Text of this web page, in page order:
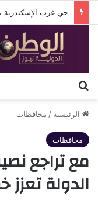
الرئيسية / محافظات
محافظات
مع تراجع
الدولة